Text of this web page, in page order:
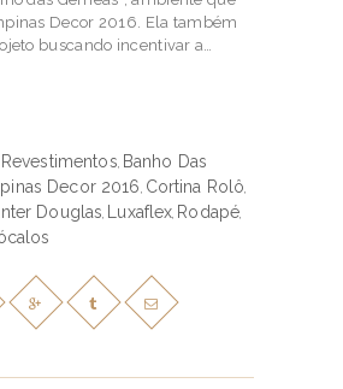
Decor 2016. Ela também
buscando incentivar a…
, Banho Das
Decor 2016 , Cortina Rolô,
Douglas, Luxaflex, Rodapé,